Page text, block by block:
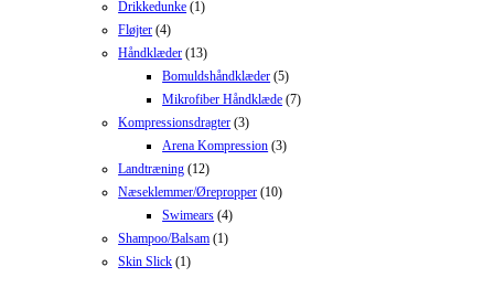
Drikkedunke (1)
Fløjter (4)
Håndklæder (13)
Bomuldshåndklæder (5)
Mikrofiber Håndklæde (7)
Kompressionsdragter (3)
Arena Kompression (3)
Landtræning (12)
Næseklemmer/Ørepropper (10)
Swimears (4)
Shampoo/Balsam (1)
Skin Slick (1)